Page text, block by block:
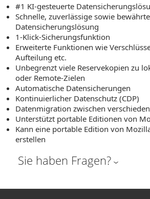
#1 KI-gesteuerte
Schnelle, zuverlässige sowie bewährte
Datensicherungslösung
1-Klick-Sicherungsfunktion
Erweiterte Funktionen wie
Aufteilung etc.
Unbegrenzt viele Reservekopien zu
oder Remote-Zielen
Automatische Datensicherungen
Kontinuierlicher Datenschutz (CDP)
Datenmigration zwischen
Unterstützt portable Editionen von
Kann eine portable Edition von
erstellen
Sie haben Fragen?